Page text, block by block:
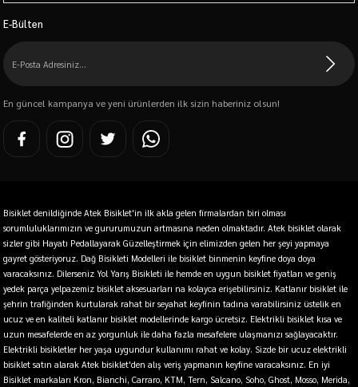
E-Bülten
En güncel kampanya ve yeni ürünlerden ilk sizin haberiniz olsun!
Bisiklet denildiğinde Atek Bisiklet'in ilk akla gelen firmalardan biri olması
sorumluluklarımızın ve gururumuzun artmasına neden olmaktadır. Atek bisiklet olarak
sizler gibi Hayatı Pedallayarak Güzelleştirmek için elimizden gelen her şeyi yapmaya
gayret gösteriyoruz. Dağ Bisikleti Modelleri ile bisiklet binmenin keyfine doya doya
varacaksınız. Dilerseniz Yol Yarış Bisikleti ile hemde en uygun bisiklet fiyatları ve geniş
yedek parça yelpazemiz bisiklet aksesuarları na kolayca erişebilirsiniz. Katlanır bisiklet ile
şehrin trafiğinden kurtularak rahat bir seyahat keyfinin tadına varabilirsiniz üstelik en
ucuz ve en kaliteli katlanır bisiklet modellerinde kargo ücretsiz. Elektrikli bisiklet kısa ve
uzun mesafelerde en az yorgunluk ile daha fazla mesafelere ulaşmanızı sağlayacaktır.
Elektrikli bisikletler her yaşa uygundur kullanımı rahat ve kolay. Sizde bir ucuz elektrikli
bisiklet satın alarak Atek bisiklet'den alış veriş yapmanın keyfine varacaksınız. En iyi
Bisiklet markaları Kron, Bianchi, Carraro, KTM, Tern, Salcano, Soho, Ghost, Mosso, Merida,